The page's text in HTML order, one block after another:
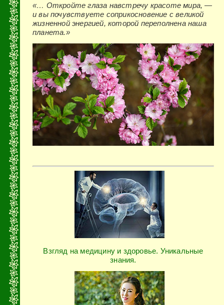
«… Откройте глаза навстречу красоте мира, —
и вы почувствуете соприкосновение с великой
жизненной энергией, которой переполнена наша
планета.»
Взгляд на медицину и здоровье. Уникальные
знания.